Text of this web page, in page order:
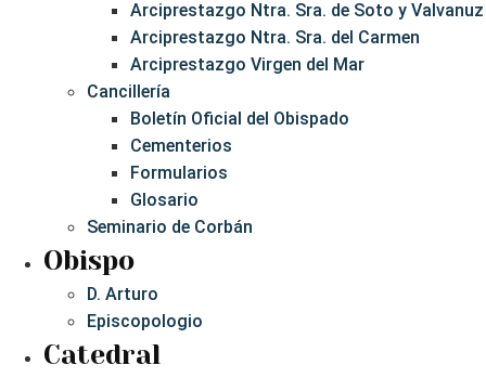
Arciprestazgo Ntra. Sra. de Soto y Valvanuz
Arciprestazgo Ntra. Sra. del Carmen
Arciprestazgo Virgen del Mar
Cancillería
Boletín Oficial del Obispado
Cementerios
Formularios
Glosario
Seminario de Corbán
Obispo
D. Arturo
Episcopologio
Catedral